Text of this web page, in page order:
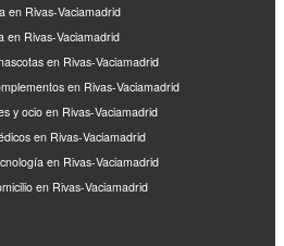
en Rivas-Vaciamadrid
en Rivas-Vaciamadrid
en Rivas-Vaciamadrid
en Rivas-Vaciamadrid
y ocio en Rivas-Vaciamadrid
en Rivas-Vaciamadrid
en Rivas-Vaciamadrid
en Rivas-Vaciamadrid